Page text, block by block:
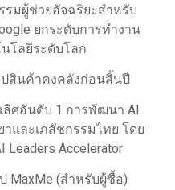
รมผู้ช่วยอัจฉริยะสำหรับ
ยกระดับการทำงาน
โลยีระดับโลก
สินค้าคงคลังก่อนสิ้นปี
ลิศอันดับ 1 การพัฒนา AI
และเภสัชกรรมไทย โดย
Leaders Accelerator
MaxMe (สำหรับผู้ซื้อ)